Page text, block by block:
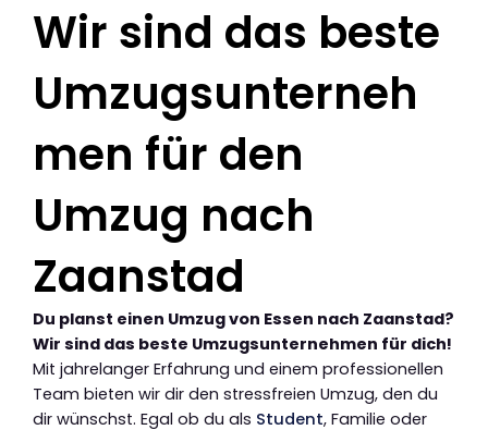
Wir sind das beste
Umzugsunterneh
men für den
Umzug nach
Zaanstad
Du planst einen Umzug von Essen nach Zaanstad?
Wir sind das beste Umzugsunternehmen für dich!
Mit jahrelanger Erfahrung und einem professionellen
Team bieten wir dir den stressfreien Umzug, den du
dir wünschst. Egal ob du als Student, Familie oder